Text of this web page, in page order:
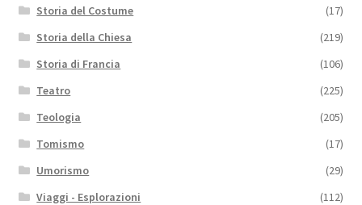
Storia del Costume
(17)
Storia della Chiesa
(219)
Storia di Francia
(106)
Teatro
(225)
Teologia
(205)
Tomismo
(17)
Umorismo
(29)
Viaggi - Esplorazioni
(112)